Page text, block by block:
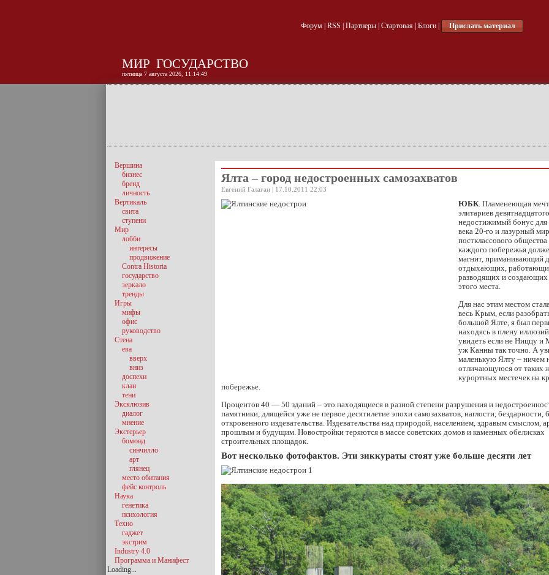
Форум| RSS Партнеры| Стартовая| Блоги| Прислать материал
МИР ГОСУДАРСТВО
пятница 7 августа 2026, 11:14:49
Ялта – город недостроенных самозахватов
Евгений Галаган | 17.10.2011 22:03
ЮБК. Пламенеющая
элитариев
недостижимый бонус для
века 20-го и лазурный
постклассового
каждого побережья
магнит, приманивающий
отдыхающих,
разводящих и
этого места.
Для нас этим местом
весь Крым, если
большой Ялте, я был
находясь в плену
увидеть если не Ниццу и
уж Канны так точно. А
маленькую Ялту – ничем
отличающуюся от таких
курортных местечек на
побережье.
Процентов 40 — 50 зданий – это находящиеся в разной степени разрушения и
памятники, длящейся уже не первое десятилетие эпохи самозахватов, наглости, бездарности,
откровенного издевательства. Издевательства над природой, населением, здравым смыслом,
прошлым и будущим. Новостройки теряются в массе советских домов и каменных обелисках
строительных площадок.
Вот несколько фотофактов. Эти зиккураты стоят уже больше десяти лет
Вершина
бизнес
бренд
личность
Вертикаль
свита
ступени
Мир
лобби
интересы
продвижение
Contra Historia
государство
зеркало
тренды
Игры
мифы
офис
руководство
Стена
ева
вверх
вниз
доспехи
клан
тени
Эксклюзив
диалог
мнение
Экстерьер
бомонд
синчилло
арт
глянец
место обитания
фейс контроль
Наука
генетика
психология
Техно
гаджет
экстрим
Industry 4.0
Программа и Манифест
Loading...